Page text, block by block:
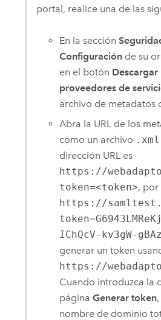
portal, realice una de las
En la sección
Configuración de su
en el botón
proveedores de
archivo de metadatos
Abra la URL de los
como un archivo .xml
dirección URL es
https://
token=<token>, por
https://
IChQcV-kv3gW-
generar un token
https://
Cuando introduzca la
páginaGenerar token
nombre de dominio